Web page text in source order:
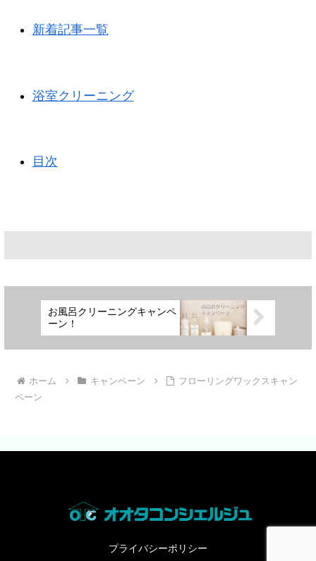
新着記事一覧
浴室クリーニング
目次
お風呂クリーニングキャンペ
ーン！
ホーム キャンペーン
フローリングワックスキャン
ペーン
プライバシーポリシー